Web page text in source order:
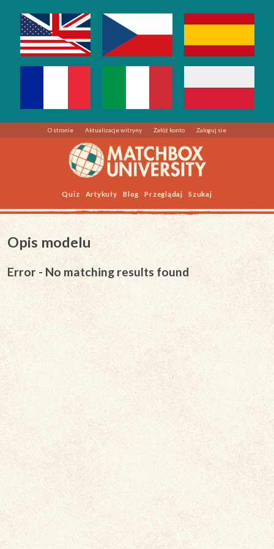
O stronie Aktualizacje witryny Załóż konto Zaloguj sie
Quiz Artykuły Blog Przeglądaj Szukaj
Opis modelu
Error - No matching results found